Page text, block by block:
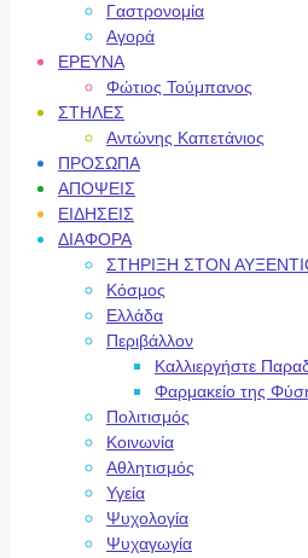
Γαστρονομία
Αγορά
ΕΡΕΥΝΑ
Φώτιος Τούμπανος
ΣΤΗΛΕΣ
Αντώνης Καπετάνιος
ΠΡΟΣΩΠΑ
ΑΠΟΨΕΙΣ
ΕΙΔΗΣΕΙΣ
ΔΙΑΦΟΡΑ
ΣΤΗΡΙΞΗ ΣΤΟΝ
Κόσμος
Ελλάδα
Περιβάλλον
Καλλιεργήστε
Φαρμακείο της
Πολιτισμός
Κοινωνία
Αθλητισμός
Υγεία
Ψυχολογία
Ψυχαγωγία